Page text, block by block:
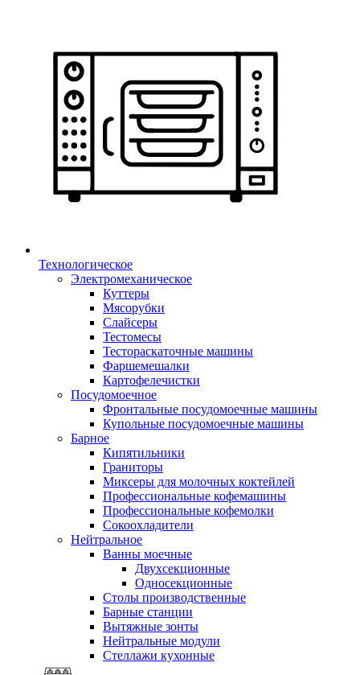
Технологическое
Электромеханическое
Куттеры
Мясорубки
Слайсеры
Тестомесы
Тестораскаточные машины
Фаршемешалки
Картофелечистки
Посудомоечное
Фронтальные посудомоечные машины
Купольные посудомоечные машины
Барное
Кипятильники
Граниторы
Миксеры для молочных коктейлей
Профессиональные кофемашины
Профессиональные кофемолки
Сокоохладители
Нейтральное
Ванны моечные
Двухсекционные
Односекционные
Столы производственные
Барные станции
Вытяжные зонты
Нейтральные модули
Стеллажи кухонные